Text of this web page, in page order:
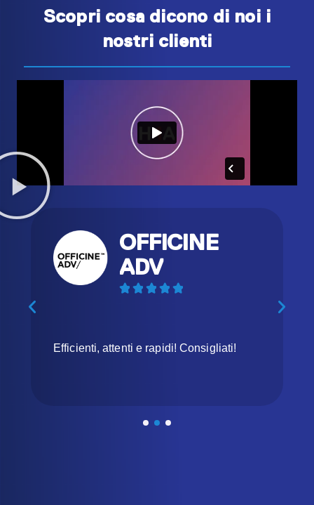
Scopri cosa dicono di noi i
nostri clienti
OFFICINE
ADV
    
Efficienti, attenti e rapidi! Consigliati!